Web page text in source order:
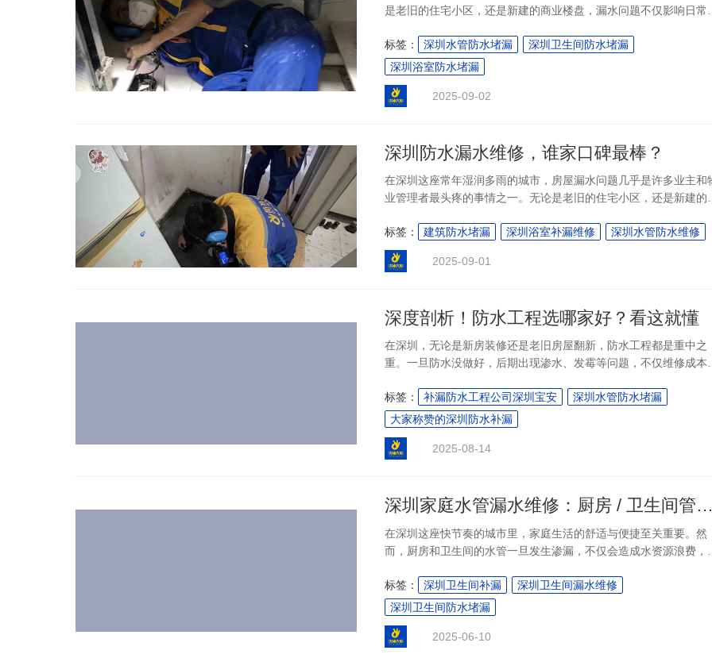
是老旧的住宅小区，还是新建的商业楼盘，漏水问题不仅影响日常生
大师凭借其专业的服务模式和领先的技术手段，为广大市民提供了高
效可靠的解决方案。值得一提的是，作为一家注重服务体验的企业，
深圳防水公司免费上门检测，真正从用户需求出发，帮助业主省心、
省力、省成本....
标签： 深圳水管防水堵漏
深圳卫生间防水堵漏
深圳浴室防水堵漏
2025-09-02
深圳防水漏水维修，谁家口碑最棒？
在深圳这座常年湿润多雨的城市，房屋漏水问题几乎是许多业主和
业管理者最头疼的事情之一。无论是老旧的住宅小区，还是新建的商
带来财产损失和安全隐患。面对市场上众多的维修服务商，很多人都
在问：深圳防水漏水维修哪家强？究竟哪家企业技术过硬、服务可
靠、口碑出众？今天，我们就带大家深入探讨，并重点介绍一家备受
标签： 建筑防水堵漏 深圳浴室补漏维修 深圳水管防水维修
2025-09-01
深度剖析！防水工程选哪家好？看这就懂
在深圳，无论是新房装修还是老旧房屋翻新，防水工程都是重中之
重。一旦防水没做好，后期出现渗水、发霉等问题，不仅维修成本
业、靠谱的防水团队？今天我们就以深圳防补大师为例，深度剖析优
质防水工程团队应具备的条件，帮助大家避坑，找到真正值得信赖的
标签： 补漏防水工程公司深圳宝安
深圳水管防水堵漏
大家称赞的深圳防水补漏
2025-08-14
深圳家庭水管漏水维修：厨房 / 卫生间管道渗漏紧急处理方案
在深圳这座快节奏的城市里，家庭生活的舒适与便捷至关重要。然
而，厨房和卫生间的水管一旦发生渗漏，不仅会造成水资源浪费，还
遭遇水管漏水时，掌握紧急处理方案，能有效减少损失。....
标签： 深圳卫生间补漏
深圳卫生间漏水维修
深圳卫生间防水堵漏
2025-06-10